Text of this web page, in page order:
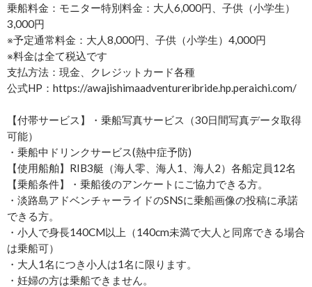
乗船料金：モニター特別料金：大人6,000円、子供（小学生）
3,000円
※予定通常料金：大人8,000円、子供（小学生）4,000円
※料金は全て税込です
支払方法：現金、クレジットカード各種
公式HP：https://awajishimaadventureribride.hp.peraichi.com/
【付帯サービス】・乗船写真サービス（30日間写真データ取得
可能）
・乗船中ドリンクサービス(熱中症予防)
【使用船舶】RIB3艇（海人零、海人1、海人2）各船定員12名
【乗船条件】・乗船後のアンケートにご協力できる方。
・淡路島アドベンチャーライドのSNSに乗船画像の投稿に承諾
できる方。
・小人で身長140CM以上（140cm未満で大人と同席できる場合
は乗船可）
・大人1名につき小人は1名に限ります。
・妊婦の方は乗船できません。